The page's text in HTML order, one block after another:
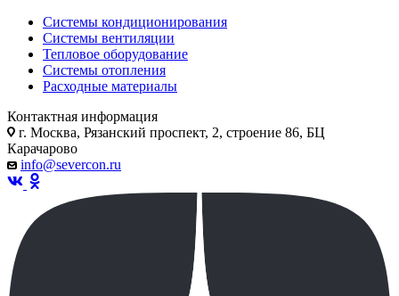
Системы кондиционирования
Системы вентиляции
Тепловое оборудование
Системы отопления
Расходные материалы
Контактная информация
г. Москва, Рязанский проспект, 2, строение 86, БЦ
Карачарово
info@severcon.ru